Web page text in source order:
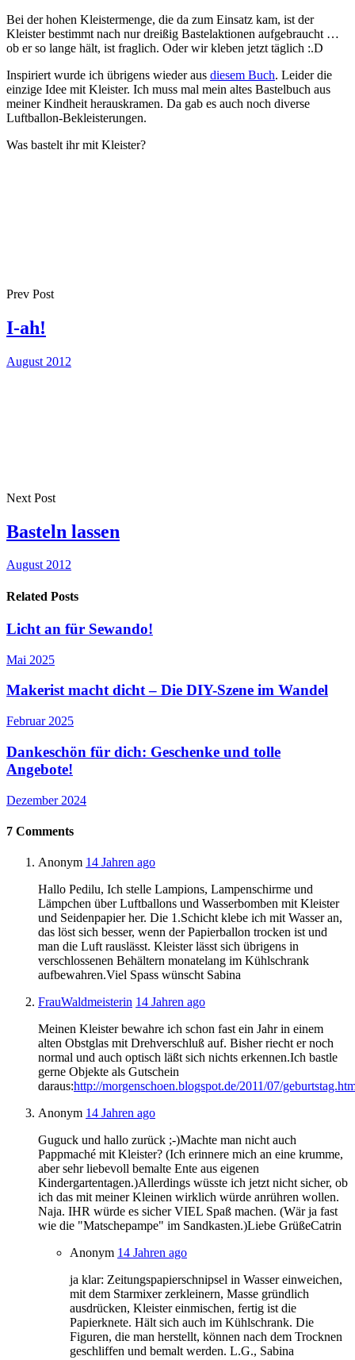
Bei der hohen Kleistermenge, die da zum Einsatz kam, ist der
Kleister bestimmt nach nur dreißig Bastelaktionen aufgebraucht …
ob er so lange hält, ist fraglich. Oder wir kleben jetzt täglich :.D
Inspiriert wurde ich übrigens wieder aus diesem Buch. Leider die
einzige Idee mit Kleister. Ich muss mal mein altes Bastelbuch aus
meiner Kindheit herauskramen. Da gab es auch noch diverse
Luftballon-Bekleisterungen.
Was bastelt ihr mit Kleister?
Prev Post
I-ah!
August 2012
Next Post
Basteln lassen
August 2012
Related Posts
Licht an für Sewando!
Mai 2025
Makerist macht dicht – Die DIY-Szene im Wandel
Februar 2025
Dankeschön für dich: Geschenke und tolle
Angebote!
Dezember 2024
7 Comments
Anonym 14 Jahren ago
Hallo Pedilu, Ich stelle Lampions, Lampenschirme und
Lämpchen über Luftballons und Wasserbomben mit Kleister
und Seidenpapier her. Die 1.Schicht klebe ich mit Wasser an,
das löst sich besser, wenn der Papierballon trocken ist und
man die Luft rauslässt. Kleister lässt sich übrigens in
verschlossenen Behältern monatelang im Kühlschrank
aufbewahren.Viel Spass wünscht Sabina
FrauWaldmeisterin 14 Jahren ago
Meinen Kleister bewahre ich schon fast ein Jahr in einem
alten Obstglas mit Drehverschluß auf. Bisher riecht er noch
normal und auch optisch läßt sich nichts erkennen.Ich bastle
gerne Objekte als Gutschein
daraus:http://morgenschoen.blogspot.de/2011/07/
Anonym 14 Jahren ago
Guguck und hallo zurück ;-)Machte man nicht auch
Pappmaché mit Kleister? (Ich erinnere mich an eine krumme,
aber sehr liebevoll bemalte Ente aus eigenen
Kindergartentagen.)Allerdings wüsste ich jetzt nicht sicher, ob
ich das mit meiner Kleinen wirklich würde anrühren wollen.
Naja. IHR würde es sicher VIEL Spaß machen. (Wär ja fast
wie die "Matschepampe" im Sandkasten.)Liebe GrüßeCatrin
Anonym 14 Jahren ago
ja klar: Zeitungspapierschnipsel in Wasser einweichen,
mit dem Starmixer zerkleinern, Masse gründlich
ausdrücken, Kleister einmischen, fertig ist die
Papierknete. Hält sich auch im Kühlschrank. Die
Figuren, die man herstellt, können nach dem Trocknen
geschliffen und bemalt werden. L.G., Sabina